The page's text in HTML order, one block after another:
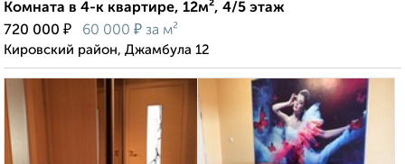
Комната в 4-к квартире, 12м², 4/5 этаж
720 000 ₽ 60 000 ₽ за м²
Кировский район, Джамбула 12